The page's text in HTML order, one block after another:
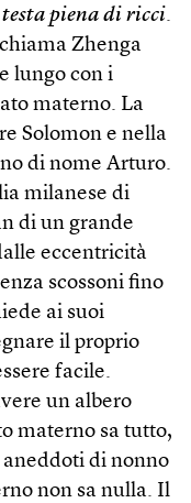
piena di ricci.
Zhenga
lungo con i
materno. La
Solomon e nella
di nome Arturo.
milanese di
di un grande
eccentricità
scossoni fino
ai suoi
il proprio
facile.
un albero
materno sa tutto,
aneddoti di nonno
non sa nulla. Il